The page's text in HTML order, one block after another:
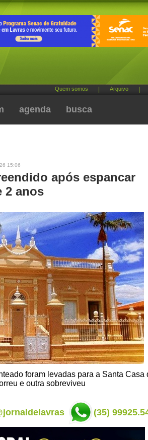
Quem somos Arquivo
agenda busca
15:06
após espancar
2 anos
foram levadas para a Santa Casa
e outra sobreviveu
(35)